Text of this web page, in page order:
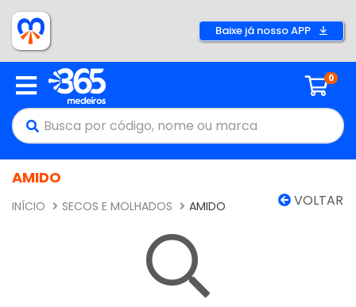
Baixe já nosso APP
0
AMIDO
VOLTAR
INÍCIO SECOS E MOLHADOS AMIDO